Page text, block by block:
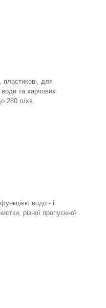
пластикові, для
та харчових
280 л/хв.
водо - і
різної пропускної